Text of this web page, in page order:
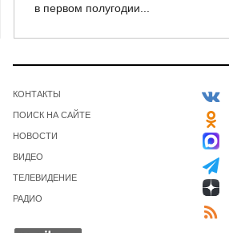
в первом полугодии...
КОНТАКТЫ
ПОИСК НА САЙТЕ
НОВОСТИ
ВИДЕО
ТЕЛЕВИДЕНИЕ
РАДИО